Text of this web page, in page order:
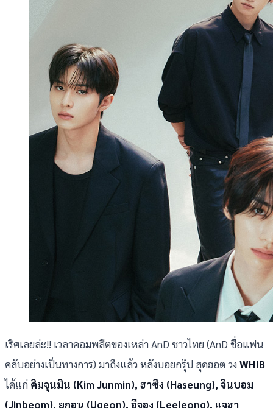
เริศเลยล่ะ!! เวลาคอมพลีตของเหล่า AnD ชาวไทย (AnD ชื่อแฟน
คลับอย่างเป็นทางการ) มาถึงแล้ว หลังบอยกรุ๊ป สุดฮอต วง WHIB
ได้แก่ คิมจุนมิน (Kim Junmin), ฮาซึง (Haseung), จินบอม
(Jinbeom), ยูกอน (Ugeon), อีจอง (Leejeong), แจฮา